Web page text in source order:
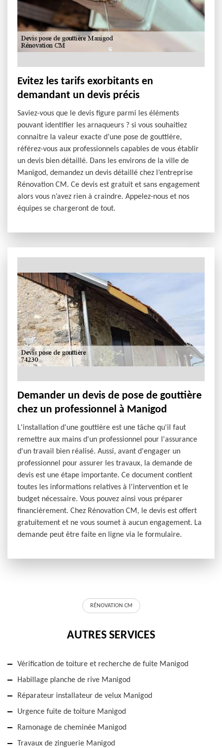
Evitez les tarifs exorbitants en
demandant un devis précis
Saviez-vous que le devis figure parmi les éléments
pouvant identifier les arnaqueurs ? si vous souhaitiez
connaitre la valeur exacte d’une pose de gouttière,
référez-vous aux professionnels capables de vous établir
un devis bien détaillé. Dans les environs de la ville de
Manigod, demandez un devis détaillé chez l’entreprise
Rénovation CM. Ce devis est gratuit et sans engagement
alors vous n’avez rien à craindre. Appelez-nous et nos
équipes se chargeront de tout.
Demander un devis de pose de gouttière
chez un professionnel à Manigod
L'installation d'une gouttière est une tâche qu'il faut
remettre aux mains d'un professionnel pour l'assurance
d'un travail bien réalisé. Aussi, avant d'engager un
professionnel pour assurer les travaux, la demande de
devis est une étape importante. Ce document contient
toutes les informations relatives à l'intervention et le
budget nécessaire. Vous pouvez ainsi vous préparer
financièrement. Chez Rénovation CM, le devis est offert
gratuitement et ne vous soumet à aucun engagement. La
demande peut être faite en ligne via le formulaire.
RÉNOVATION CM
AUTRES SERVICES
Vérification de toiture et recherche de fuite Manigod
Habillage planche de rive Manigod
Réparateur installateur de velux Manigod
Urgence fuite de toiture Manigod
Ramonage de cheminée Manigod
Travaux de zinguerie Manigod